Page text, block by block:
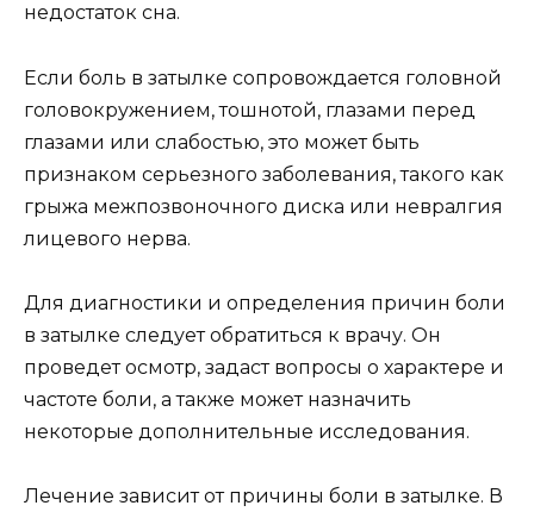
недостаток сна.
Если боль в затылке сопровождается головной
головокружением, тошнотой, глазами перед
глазами или слабостью, это может быть
признаком серьезного заболевания, такого как
грыжа межпозвоночного диска или невралгия
лицевого нерва.
Для диагностики и определения причин боли
в затылке следует обратиться к врачу. Он
проведет осмотр, задаст вопросы о характере и
частоте боли, а также может назначить
некоторые дополнительные исследования.
Лечение зависит от причины боли в затылке. В